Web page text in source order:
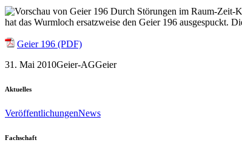
Durch Störungen im Raum-Zeit-
hat das Wurmloch ersatzweise den Geier 196 ausgespuckt.
Geier 196 (PDF)
31. Mai 2010Geier-AGGeier
Aktuelles
VeröffentlichungenNews
Fachschaft